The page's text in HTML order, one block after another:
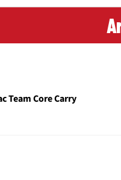
Team Core Carry